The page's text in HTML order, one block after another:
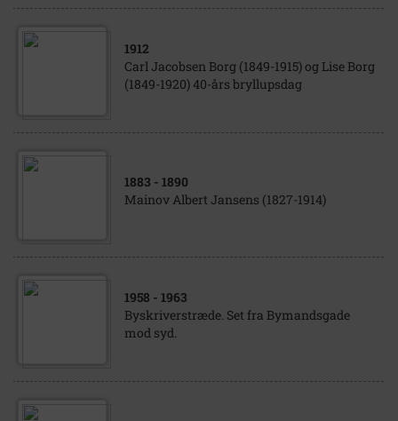
1912
Carl Jacobsen Borg (1849-1915) og Lise Borg
(1849-1920) 40-års bryllupsdag
1883 - 1890
Mainov Albert Jansens (1827-1914)
1958 - 1963
Byskriverstræde. Set fra Bymandsgade
mod syd.